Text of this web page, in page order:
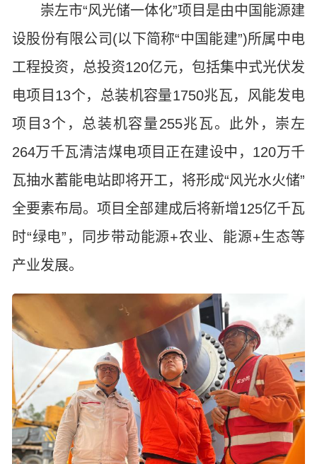
崇左市“风光储一体化”项目是由中国能源建
设股份有限公司(以下简称“中国能建”)所属中电
工程投资，总投资120亿元，包括集中式光伏发
电项目13个，总装机容量1750兆瓦，风能发电
项目3个，总装机容量255兆瓦。此外，崇左
264万千瓦清洁煤电项目正在建设中，120万千
瓦抽水蓄能电站即将开工，将形成“风光水火储”
全要素布局。项目全部建成后将新增125亿千瓦
时“绿电”，同步带动能源+农业、能源+生态等
产业发展。